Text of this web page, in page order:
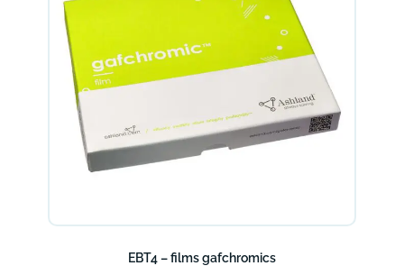
EBT4 – films gafchromics